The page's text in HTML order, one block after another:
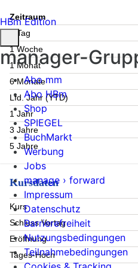
Zeitraum
1 Tag
1 Woche
1 Monat
6 Monate
Lfd. Jahr (YTD)
1 Jahr
3 Jahre
5 Jahre
Kursdaten
Kurs
Schluss Vortag
Eröffnung
Tages-Hoch
HBm Edition
manager-
Abo mm
Abo HBm
Shop
SPIEGEL
BuchMarkt
Werbung
Jobs
manage › forward
Impressum
Datenschutz
Barrierefreiheit
Nutzungsbedingungen
Teilnahmebedingungen